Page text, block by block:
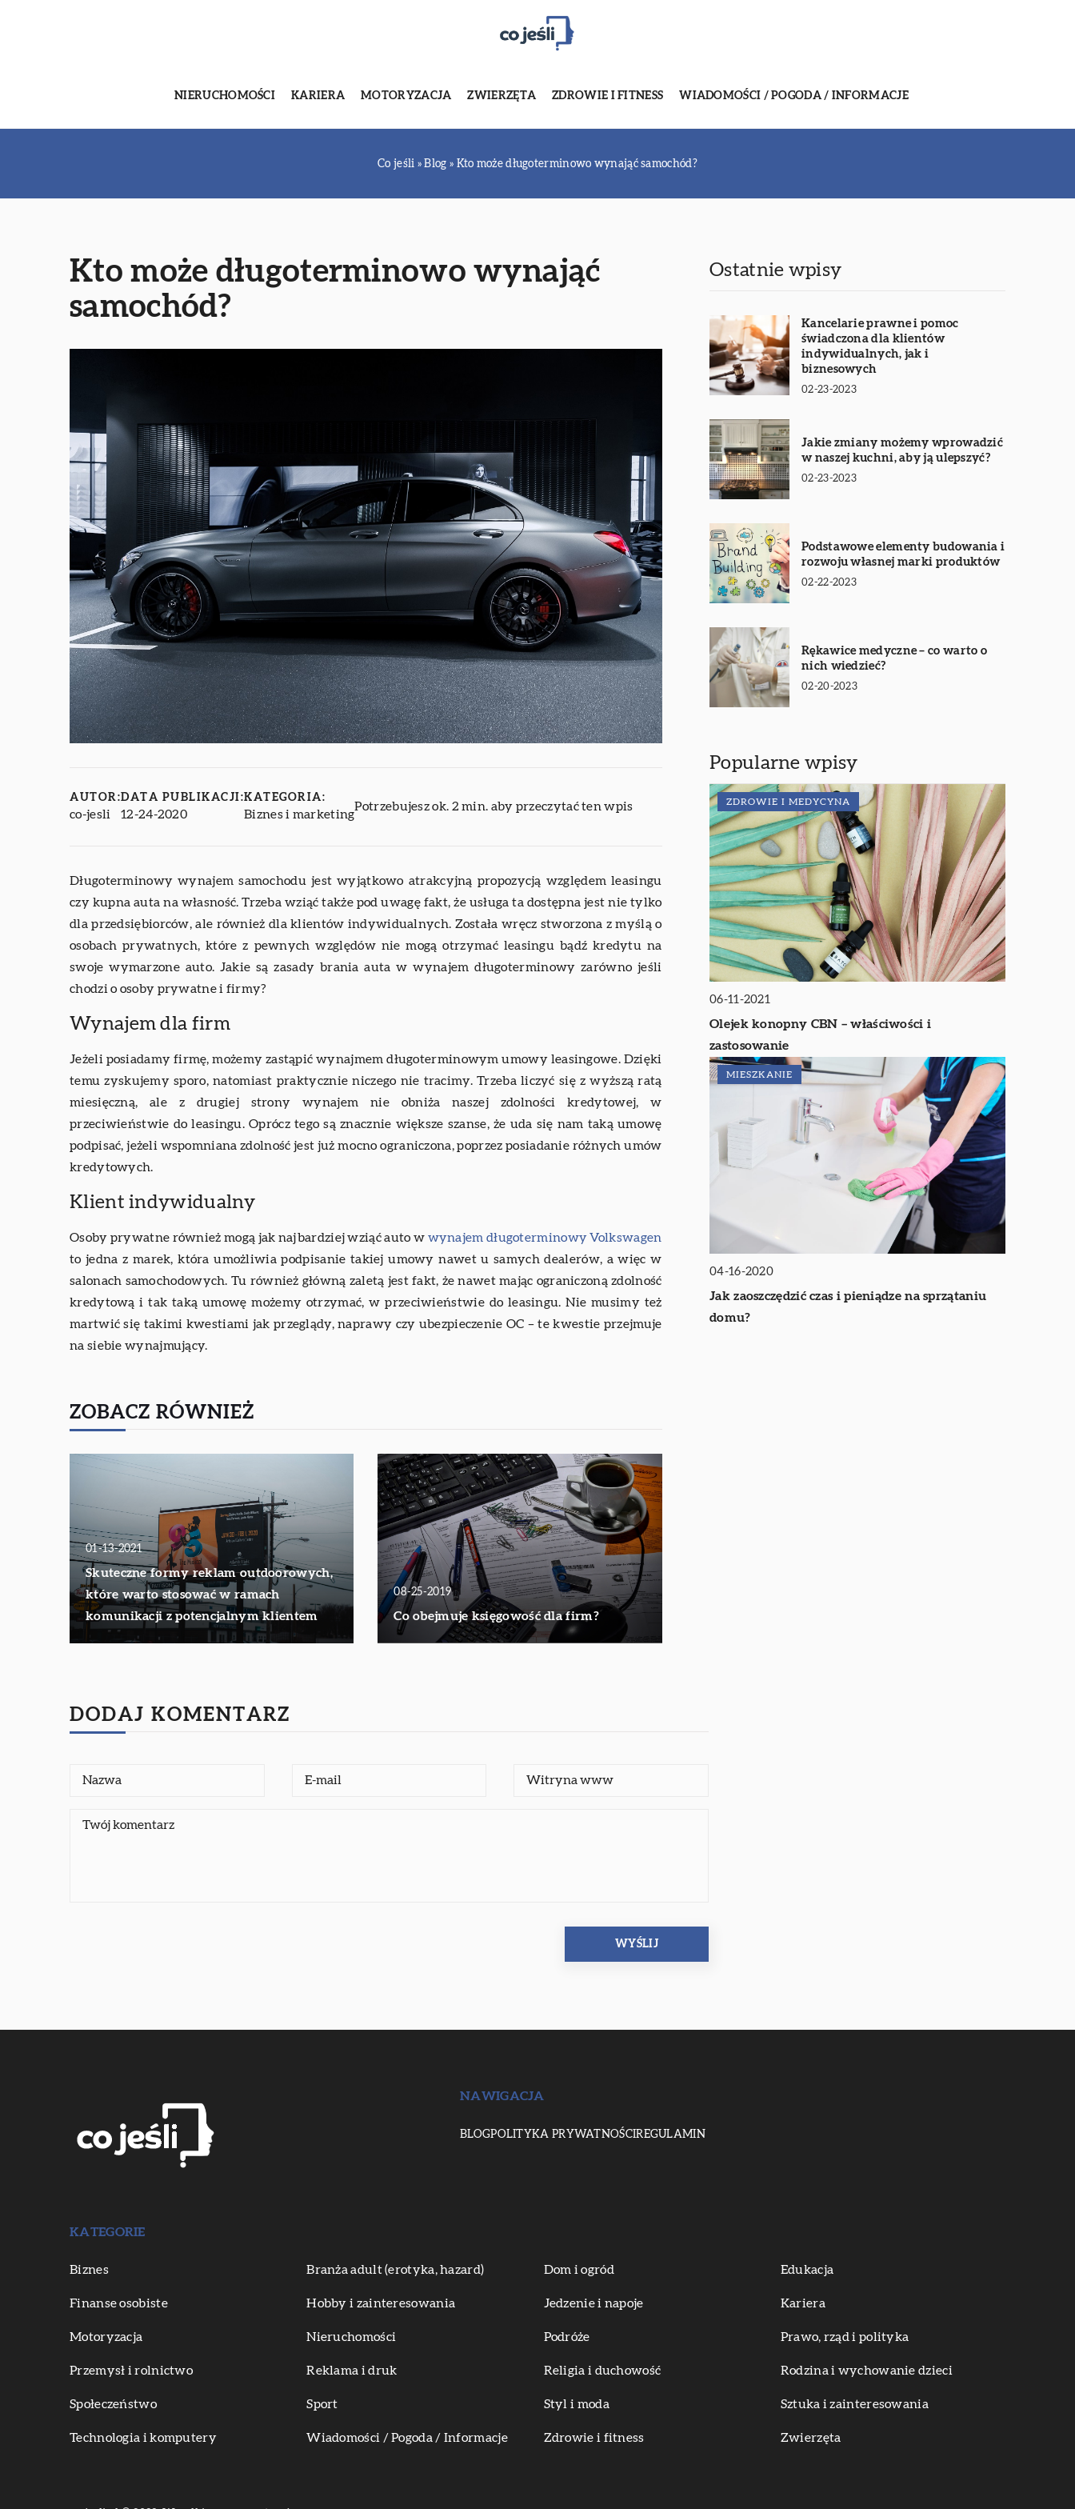
NIERUCHOMOŚCI KARIERA MOTORYZACJA ZWIERZĘTA ZDROWIE I FITNESS WIADOMOŚCI / POGODA / INFORMACJE
Co jeśli »Blog » Kto może długoterminowo wynająć samochód?
Kto może długoterminowo wynająć
samochód?
AUTOR:
co-jesli
DATA PUBLIKACJI:
12-24-2020
KATEGORIA:
Biznes i marketing
Potrzebujesz ok. 2 min. aby przeczytać ten wpis
Długoterminowy wynajem samochodu jest wyjątkowo atrakcyjną propozycją względem leasingu
czy kupna auta na własność. Trzeba wziąć także pod uwagę fakt, że usługa ta dostępna jest nie tylko
dla przedsiębiorców, ale również dla klientów indywidualnych. Została wręcz stworzona z myślą o
osobach prywatnych, które z pewnych względów nie mogą otrzymać leasingu bądź kredytu na
swoje wymarzone auto. Jakie są zasady brania auta w wynajem długoterminowy zarówno jeśli
chodzi o osoby prywatne i firmy?
Wynajem dla firm
Jeżeli posiadamy firmę, możemy zastąpić wynajmem długoterminowym umowy leasingowe. Dzięki
temu zyskujemy sporo, natomiast praktycznie niczego nie tracimy. Trzeba liczyć się z wyższą ratą
miesięczną, ale z drugiej strony wynajem nie obniża naszej zdolności kredytowej, w
przeciwieństwie do leasingu. Oprócz tego są znacznie większe szanse, że uda się nam taką umowę
podpisać, jeżeli wspomniana zdolność jest już mocno ograniczona, poprzez posiadanie różnych umów
kredytowych.
Klient indywidualny
Osoby prywatne również mogą jak najbardziej wziąć auto w wynajem długoterminowy Volkswagen
to jedna z marek, która umożliwia podpisanie takiej umowy nawet u samych dealerów, a więc w
salonach samochodowych. Tu również główną zaletą jest fakt, że nawet mając ograniczoną zdolność
kredytową i tak taką umowę możemy otrzymać, w przeciwieństwie do leasingu. Nie musimy też
martwić się takimi kwestiami jak przeglądy, naprawy czy ubezpieczenie OC – te kwestie przejmuje
na siebie wynajmujący.
ZOBACZ RÓWNIEŻ
01-13-2021
Skuteczne formy reklam outdoorowych,
które warto stosować w ramach
komunikacji z potencjalnym klientem
08-25-2019
Co obejmuje księgowość dla firm?
Ostatnie wpisy
Kancelarie prawne i pomoc
świadczona dla klientów
indywidualnych, jak i
biznesowych
02-23-2023
Jakie zmiany możemy wprowadzić
w naszej kuchni, aby ją ulepszyć?
02-23-2023
Podstawowe elementy budowania i
rozwoju własnej marki produktów
02-22-2023
Rękawice medyczne – co warto o
nich wiedzieć?
02-20-2023
Popularne wpisy
ZDROWIE I MEDYCYNA
06-11-2021
Olejek konopny CBN – właściwości i
zastosowanie
MIESZKANIE
04-16-2020
Jak zaoszczędzić czas i pieniądze na sprzątaniu
domu?
DODAJ KOMENTARZ
NAWIGACJA
BLOGPOLITYKA PRYWATNOŚCIREGULAMIN
KATEGORIE
Biznes Branża adult (erotyka, hazard) Dom i ogród Edukacja
Finanse osobiste Hobby i zainteresowania Jedzenie i napoje Kariera
Motoryzacja Nieruchomości Podróże Prawo, rząd i polityka
Przemysł i rolnictwo Reklama i druk Religia i duchowość Rodzina i wychowanie dzieci
Społeczeństwo Sport Styl i moda Sztuka i zainteresowania
Technologia i komputery Wiadomości / Pogoda / Informacje Zdrowie i fitness Zwierzęta